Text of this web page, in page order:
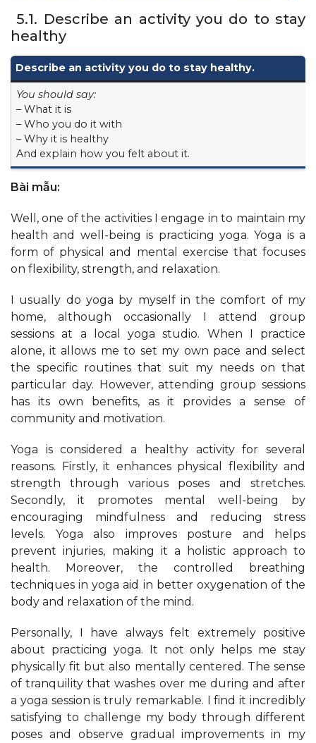
5.1. Describe an activity you do to stay
healthy
Describe an activity you do to stay healthy.
You should say:
– What it is
– Who you do it with
– Why it is healthy
And explain how you felt about it.
Bài mẫu:
Well, one of the activities I engage in to maintain my
health and well-being is practicing yoga. Yoga is a
form of physical and mental exercise that focuses
on flexibility, strength, and relaxation.
I usually do yoga by myself in the comfort of my
home, although occasionally I attend group
sessions at a local yoga studio. When I practice
alone, it allows me to set my own pace and select
the specific routines that suit my needs on that
particular day. However, attending group sessions
has its own benefits, as it provides a sense of
community and motivation.
Yoga is considered a healthy activity for several
reasons. Firstly, it enhances physical flexibility and
strength through various poses and stretches.
Secondly, it promotes mental well-being by
encouraging mindfulness and reducing stress
levels. Yoga also improves posture and helps
prevent injuries, making it a holistic approach to
health. Moreover, the controlled breathing
techniques in yoga aid in better oxygenation of the
body and relaxation of the mind.
Personally, I have always felt extremely positive
about practicing yoga. It not only helps me stay
physically fit but also mentally centered. The sense
of tranquility that washes over me during and after
a yoga session is truly remarkable. I find it incredibly
satisfying to challenge my body through different
poses and observe gradual improvements in my